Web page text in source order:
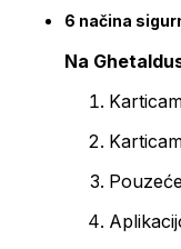
6 načina
Na